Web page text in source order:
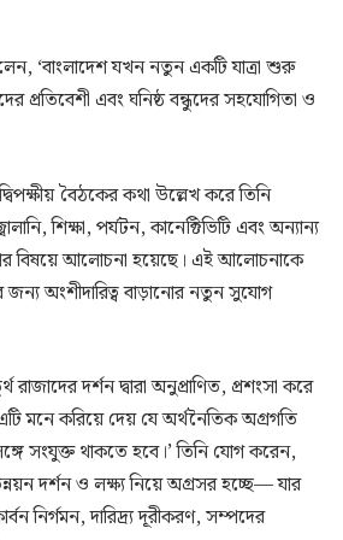
‘বাংলাদেশ যখন নতুন একটি যাত্রা শুরু
এবং ঘনিষ্ঠ বন্ধুদের সহযোগিতা ও
বৈঠকের কথা উল্লেখ করে তিনি
শিক্ষা, পর্যটন, কানেক্টিভিটি এবং অন্যান্য
বিষয়ে আলোচনা হয়েছে। এই আলোচনাকে
অংশীদারিত্ব বাড়ানোর নতুন সুযোগ
দর্শন দ্বারা অনুপ্রাণিত, প্রশংসা করে
মনে করিয়ে দেয় যে অর্থনৈতিক অগ্রগতি
সংযুক্ত থাকতে হবে।’ তিনি যোগ করেন,
দর্শন ও লক্ষ্য নিয়ে অগ্রসর হচ্ছে— যার
নির্গমন, দারিদ্র্য দূরীকরণ, সম্পদের